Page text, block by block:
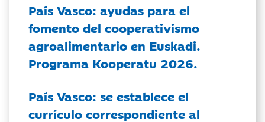
País Vasco: ayudas para el
fomento del cooperativismo
agroalimentario en Euskadi.
Programa Kooperatu 2026.
País Vasco: se establece el
currículo correspondiente al